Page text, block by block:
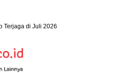
Bank Mandiri Taspen